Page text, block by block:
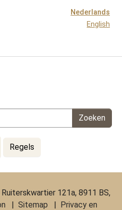
Nederlands
English
Regels
121a, 8911 BS,
| Sitemap | Privacy en